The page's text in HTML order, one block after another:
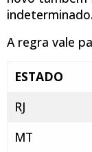
indeterminado.
A regra vale
ESTADO
RJ
MT